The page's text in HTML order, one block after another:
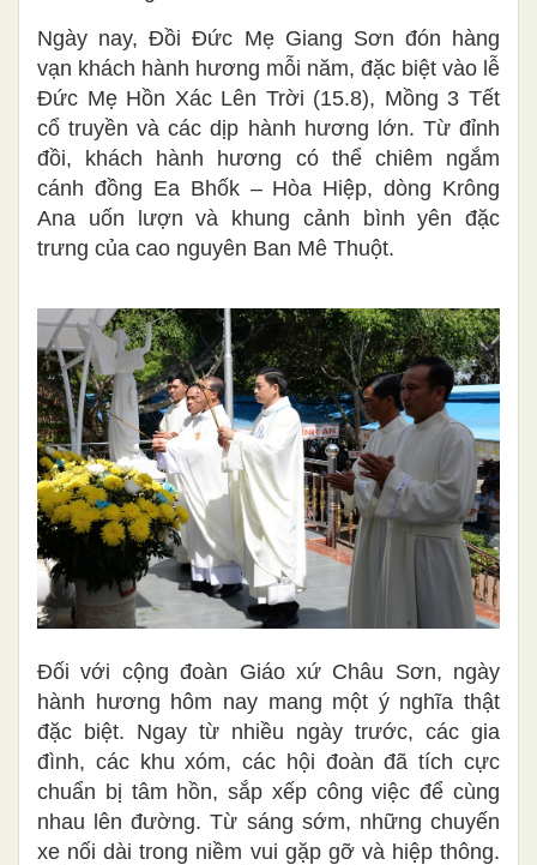
Ngày nay, Đồi Đức Mẹ Giang Sơn đón hàng
vạn khách hành hương mỗi năm, đặc biệt vào lễ
Đức Mẹ Hồn Xác Lên Trời (15.8), Mồng 3 Tết
cổ truyền và các dịp hành hương lớn. Từ đỉnh
đồi, khách hành hương có thể chiêm ngắm
cánh đồng Ea Bhốk – Hòa Hiệp, dòng Krông
Ana uốn lượn và khung cảnh bình yên đặc
trưng của cao nguyên Ban Mê Thuột.
Đối với cộng đoàn Giáo xứ Châu Sơn, ngày
hành hương hôm nay mang một ý nghĩa thật
đặc biệt. Ngay từ nhiều ngày trước, các gia
đình, các khu xóm, các hội đoàn đã tích cực
chuẩn bị tâm hồn, sắp xếp công việc để cùng
nhau lên đường. Từ sáng sớm, những chuyến
xe nối dài trong niềm vui gặp gỡ và hiệp thông.